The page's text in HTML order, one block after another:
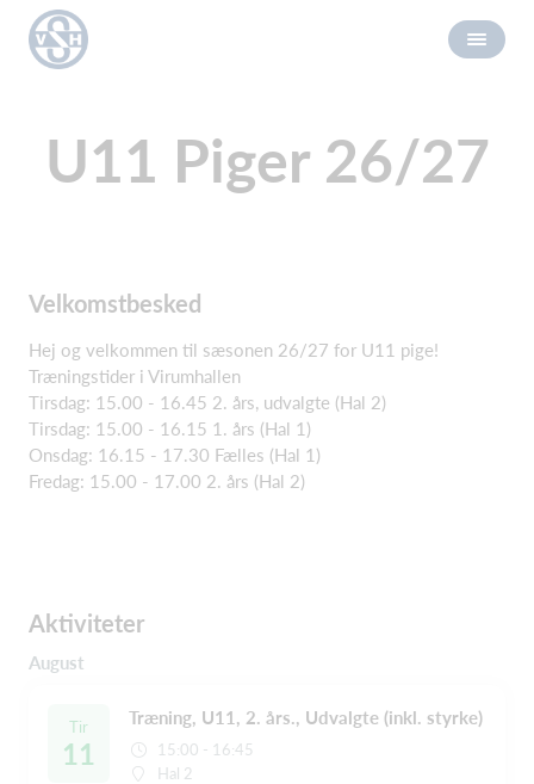
U11 Piger 26/27
Velkomstbesked
Hej og velkommen til sæsonen 26/27 for U11 pige!
Træningstider i Virumhallen
Tirsdag: 15.00 - 16.45 2. års, udvalgte (Hal 2)
Tirsdag: 15.00 - 16.15 1. års (Hal 1)
Onsdag: 16.15 - 17.30 Fælles (Hal 1)
Fredag: 15.00 - 17.00 2. års (Hal 2)
Aktiviteter
August
Tir
11
Træning, U11, 2. års., Udvalgte (inkl. styrke)
15:00 - 16:45
Hal 2